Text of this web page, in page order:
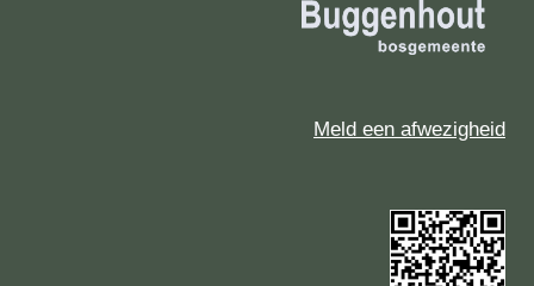
Meld een afwezigheid